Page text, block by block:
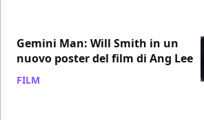
Gemini Man: Will Smith in un
nuovo poster del film di Ang Lee
FILM